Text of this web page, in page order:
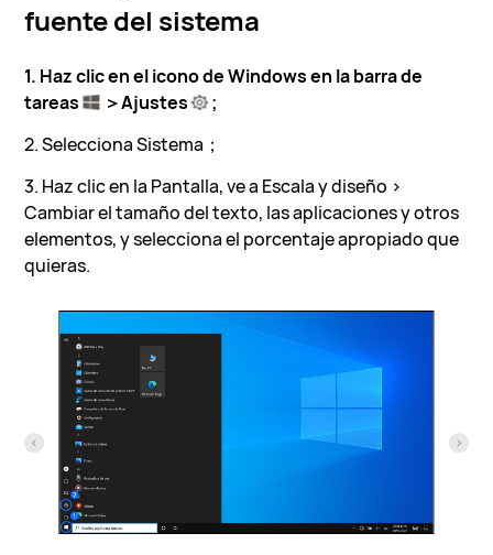
fuente del sistema
1. Haz clic en el icono de Windows en la barra de
tareas
＞Ajustes
;
2. Selecciona Sistema；
3. Haz clic en la Pantalla, ve a Escala y diseño >
Cambiar el tamaño del texto, las aplicaciones y otros
elementos, y selecciona el porcentaje apropiado que
quieras.